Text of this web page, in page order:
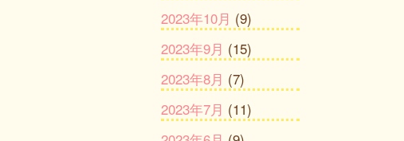
2023年10月 (9)
2023年9月 (15)
2023年8月 (7)
2023年7月 (11)